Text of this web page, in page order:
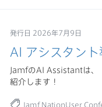
発行日 2026年7月9日
AI アシスタント
JamfのAI Assistantは、
紹介します！
Jamf NationUser